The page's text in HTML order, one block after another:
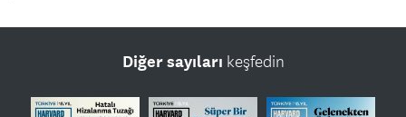
Diğer sayıları keşfedin